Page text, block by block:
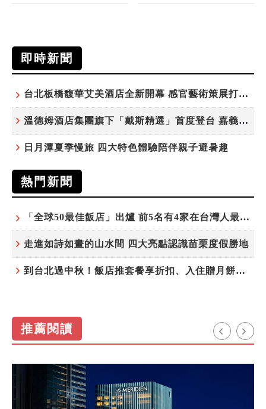
即時新聞
台北板橋馥華艾美酒店全新開幕 感官藝術策展打造旅居新風格
溫德姆酒店集團旗下「戴斯精選」首度登台 嘉義首店揭新幕
日月潭夏季慢旅 四大特色體驗陪伴親子避暑趣
熱門新聞
「全球50最佳飯店」出爐 前5名有4家在台灣人最常去的城市！
走進如詩如畫的山水間 四大亮點認識苗栗度假勝地
到台北過中秋！飯店推套餐享折扣、入住贈月餅禮盒
推薦閱讀